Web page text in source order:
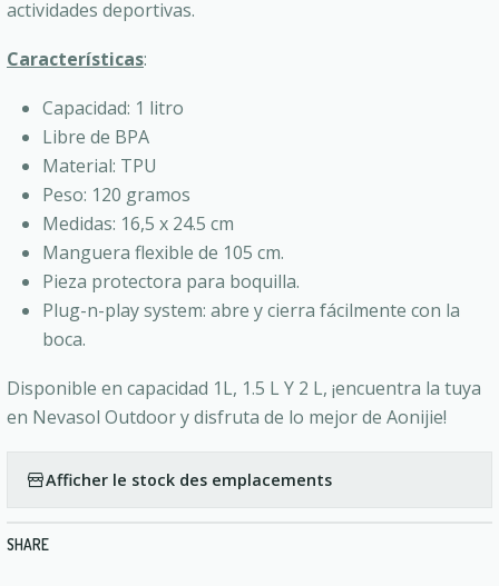
actividades deportivas.
Características:
Capacidad: 1 litro
Libre de BPA
Material: TPU
Peso: 120 gramos
Medidas: 16,5 x 24.5 cm
Manguera flexible de 105 cm.
Pieza protectora para boquilla.
Plug-n-play system: abre y cierra fácilmente con la
boca.
Disponible en capacidad 1L, 1.5 L Y 2 L, ¡encuentra la tuya
en Nevasol Outdoor y disfruta de lo mejor de Aonijie!
Afficher le stock des emplacements
SHARE